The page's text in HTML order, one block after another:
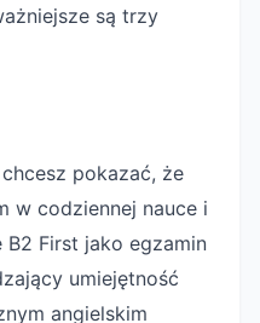
są trzy
pokazać, że
w codziennej nauce i
First jako egzamin
umiejętność
angielskim